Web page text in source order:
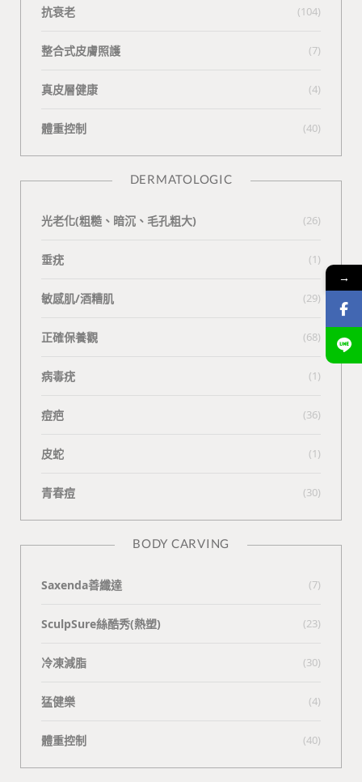
抗衰老 (104)
整合式皮膚照護 (7)
真皮層健康 (4)
體重控制 (40)
DERMATOLOGIC
光老化(粗糙、暗沉、毛孔粗大) (26)
垂疣 (1)
敏感肌/酒糟肌 (29)
正確保養觀 (68)
病毒疣 (1)
痘疤 (36)
皮蛇 (1)
青春痘 (30)
BODY CARVING
Saxenda善纖達 (7)
SculpSure絲酷秀(熱塑) (23)
冷凍減脂 (30)
猛健樂 (4)
體重控制 (40)
→